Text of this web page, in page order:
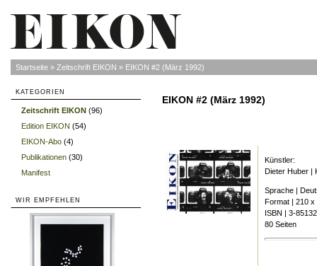
Startseite » Zeitschrift EIKON » EIKON #2 (März 1992)
KATEGORIEN
Zeitschrift EIKON (96)
Edition EIKON (54)
EIKON-Abo (4)
Publikationen (30)
Manifest
WIR EMPFEHLEN
EIKON #2 (März 1992)
Künstler:
Dieter Huber |
Sprache |
Format | 210 x
ISBN | 3-
80 Seiten